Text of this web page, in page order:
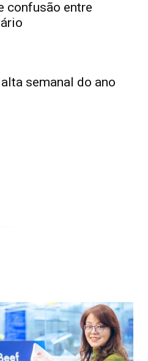
confusão entre
semanal do ano